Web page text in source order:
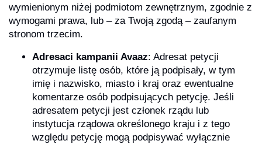
wymienionym niżej podmiotom zewnętrznym, zgodnie z
wymogami prawa, lub – za Twoją zgodą – zaufanym
stronom trzecim.
Adresaci kampanii Avaaz: Adresat petycji
otrzymuje listę osób, które ją podpisały, w tym
imię i nazwisko, miasto i kraj oraz ewentualne
komentarze osób podpisujących petycję. Jeśli
adresatem petycji jest członek rządu lub
instytucja rządowa określonego kraju i z tego
względu petycję mogą podpisywać wyłącznie